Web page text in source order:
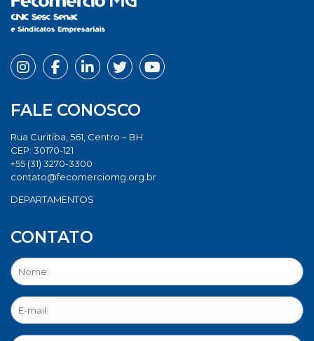
FALE CONOSCO
Rua Curitiba, 561, Centro – BH
CEP: 30170-121
+55 (31) 3270-3300
contato@fecomerciomg.org.br
DEPARTAMENTOS
CONTATO